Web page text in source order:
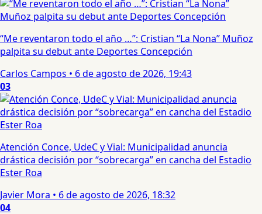
“Me reventaron todo el año …”: Cristian “La Nona” Muñoz
palpita su debut ante Deportes Concepción
Carlos Campos • 6 de agosto de 2026, 19:43
03
Atención Conce, UdeC y Vial: Municipalidad anuncia
drástica decisión por “sobrecarga” en cancha del Estadio
Ester Roa
Javier Mora • 6 de agosto de 2026, 18:32
04